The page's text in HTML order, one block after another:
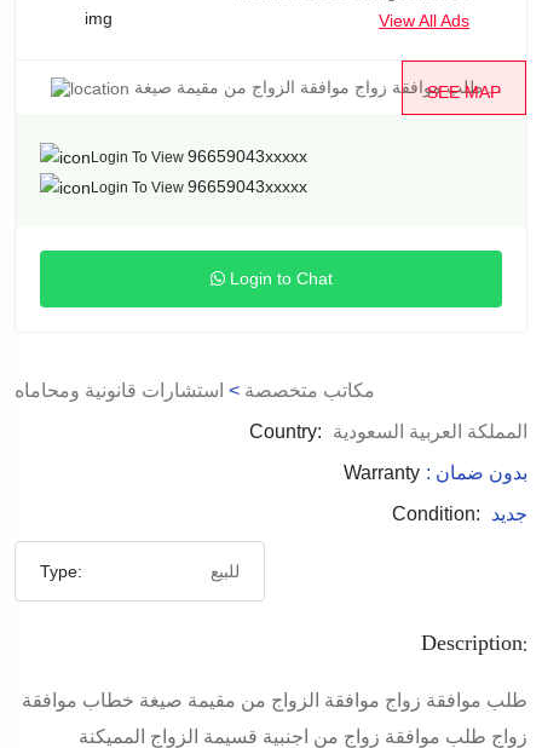
View All Ads
SEE MAP
طلب موافقة زواج موافقة الزواج من مقيمة صيغة ...
Login To View 96659043xxxxx
Login To View 96659043xxxxx
Login to Chat
مكاتب متخصصة > استشارات قانونية ومحاماه
Country:
المملكة العربية السعودية
Warranty
: بدون ضمان
Condition:
جديد
Type: للبيع
Description:
طلب موافقة زواج موافقة الزواج من مقيمة صيغة خطاب موافقة
زواج طلب موافقة زواج من اجنبية قسيمة الزواج المميكنة